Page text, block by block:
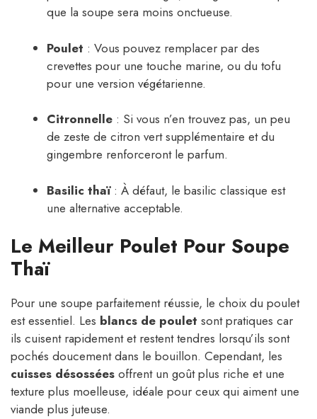
que la soupe sera moins onctueuse.
Poulet : Vous pouvez remplacer par des
crevettes pour une touche marine, ou du tofu
pour une version végétarienne.
Citronnelle : Si vous n’en trouvez pas, un peu
de zeste de citron vert supplémentaire et du
gingembre renforceront le parfum.
Basilic thaï: À défaut, le basilic classique est
une alternative acceptable.
Le Meilleur Poulet Pour Soupe
Thaï
Pour une soupe parfaitement réussie, le choix du poulet
est essentiel. Les blancs de poulet sont pratiques car
ils cuisent rapidement et restent tendres lorsqu’ils sont
pochés doucement dans le bouillon. Cependant, les
cuisses désossées offrent un goût plus riche et une
texture plus moelleuse, idéale pour ceux qui aiment une
viande plus juteuse.